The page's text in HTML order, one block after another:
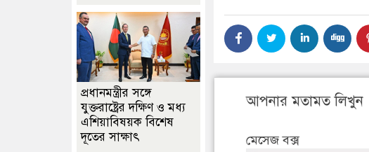
আপনার মতামত লিখুন
মেসেজ বক্স
প্রধানমন্ত্রীর সঙ্গে
যুক্তরাষ্ট্রের দক্ষিণ ও মধ্য
এশিয়াবিষয়ক বিশেষ
দূতের সাক্ষাৎ